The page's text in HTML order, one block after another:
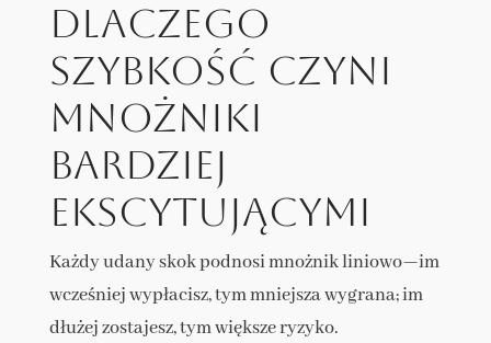
Dlaczego
szybkość czyni
mnożniki
bardziej
ekscytującymi
Każdy udany skok podnosi mnożnik liniowo—im
wcześniej wypłacisz, tym mniejsza wygrana; im
dłużej zostajesz, tym większe ryzyko.